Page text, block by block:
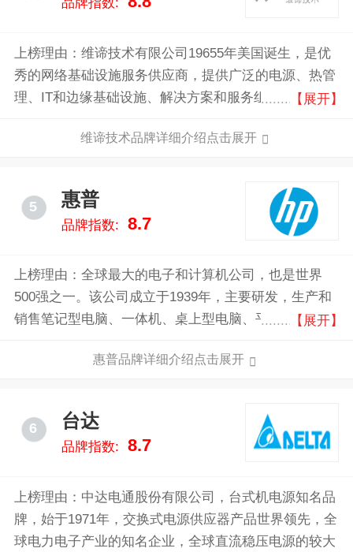
品牌指数:
上榜理由：维谛技术有限公司19655年美国诞生，是优
秀的网络基础设施服务供应商，提供广泛的电源、热管
理、IT和边缘基础设施、解决方案和服务组合，帮助客
【展开】
维谛技术品牌详细介绍点击展开
5 惠普
品牌指数: 8.7
上榜理由：全球最大的电子和计算机公司，也是世界
500强之一。该公司成立于1939年，主要研发，生产和
销售笔记型电脑、一体机、桌上型电脑、平板电脑、智
数位产品、电脑周边、智慧型电视和服务产品。
【展开】
惠普品牌详细介绍点击展开
6 台达
品牌指数: 8.7
上榜理由：中达电通股份有限公司，台式机电源知名品
牌，始于1971年，交换式电源供应器产品世界领先，全
球电力电子产业的知名企业，全球直流稳压电源的较大